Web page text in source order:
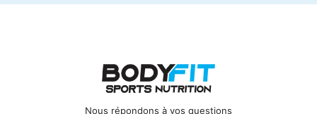
Nous répondons à vos questions